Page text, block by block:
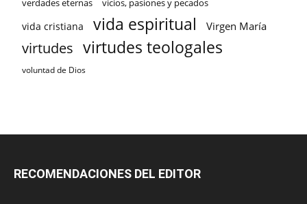
verdades eternas vicios, pasiones y pecados
vida cristiana vida espiritual Virgen María
virtudes virtudes teologales
voluntad de Dios
RECOMENDACIONES DEL EDITOR